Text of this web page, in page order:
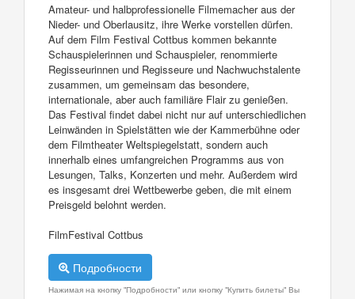
Amateur- und halbprofessionelle Filmemacher aus der
Nieder- und Oberlausitz, ihre Werke vorstellen dürfen.
Auf dem Film Festival Cottbus kommen bekannte
Schauspielerinnen und Schauspieler, renommierte
Regisseurinnen und Regisseure und Nachwuchstalente
zusammen, um gemeinsam das besondere,
internationale, aber auch familiäre Flair zu genießen.
Das Festival findet dabei nicht nur auf unterschiedlichen
Leinwänden in Spielstätten wie der Kammerbühne oder
dem Filmtheater Weltspiegelstatt, sondern auch
innerhalb eines umfangreichen Programms aus von
Lesungen, Talks, Konzerten und mehr. Außerdem wird
es insgesamt drei Wettbewerbe geben, die mit einem
Preisgeld belohnt werden.
FilmFestival Cottbus
Подробности
Нажимая на кнопку "Подробности" или кнопку "Купить билеты" Вы